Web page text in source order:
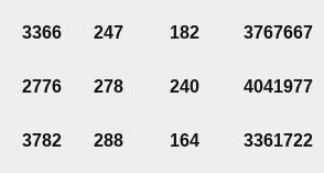
3366 247 182 3767667
2776 278 240 4041977
3782 288 164 3361722